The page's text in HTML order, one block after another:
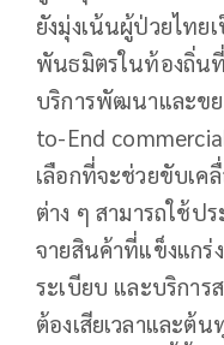
ยังมุ่งเน้นผู้ป่วยไทย
พันธมิตรในท้องถิ่น
บริการพัฒนาและขย
to-End
เลือกที่จะช่วยขับเค
ต่าง ๆ สามารถใช้ป
จายสินค้าที่แข็งแกร่
ระเบียบ และบริกา
ต้องเสียเวลาและต้